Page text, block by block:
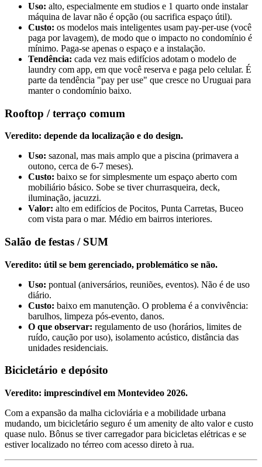
Uso: alto, especialmente em studios e 1 quarto onde instalar
máquina de lavar não é opção (ou sacrifica espaço útil).
Custo: os modelos mais inteligentes usam pay-per-use (você
paga por lavagem), de modo que o impacto no condomínio é
mínimo. Paga-se apenas o espaço e a instalação.
Tendência: cada vez mais edifícios adotam o modelo de
laundry com app, em que você reserva e paga pelo celular. É
parte da tendência "pay per use" que cresce no Uruguai para
manter o condomínio baixo.
Rooftop / terraço comum
Veredito: depende da localização e do design.
Uso: sazonal, mas mais amplo que a piscina (primavera a
outono, cerca de 6-7 meses).
Custo: baixo se for simplesmente um espaço aberto com
mobiliário básico. Sobe se tiver churrasqueira, deck,
iluminação, jacuzzi.
Valor: alto em edifícios de Pocitos, Punta Carretas, Buceo
com vista para o mar. Médio em bairros interiores.
Salão de festas / SUM
Veredito: útil se bem gerenciado, problemático se não.
Uso: pontual (aniversários, reuniões, eventos). Não é de uso
diário.
Custo: baixo em manutenção. O problema é a convivência:
barulhos, limpeza pós-evento, danos.
O que observar: regulamento de uso (horários, limites de
ruído, caução por uso), isolamento acústico, distância das
unidades residenciais.
Bicicletário e depósito
Veredito: imprescindível em Montevideo 2026.
Com a expansão da malha cicloviária e a mobilidade urbana
mudando, um bicicletário seguro é um amenity de alto valor e custo
quase nulo. Bônus se tiver carregador para bicicletas elétricas e se
estiver localizado no térreo com acesso direto à rua.